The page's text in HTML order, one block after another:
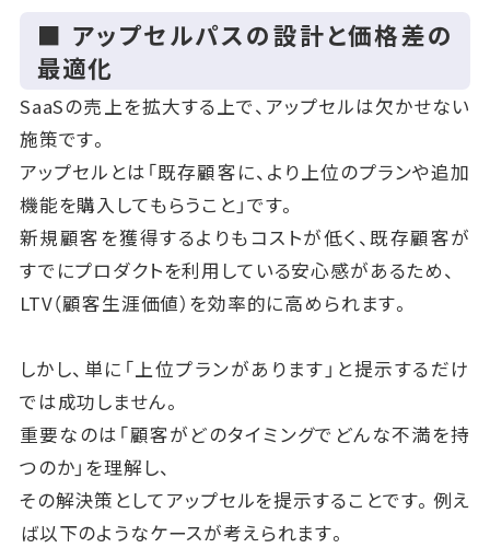
■ アップセルパスの設計と価格差の
最適化
SaaSの売上を拡大する上で、アップセルは欠かせない
施策です。
アップセルとは「既存顧客に、より上位のプランや追加
機能を購入してもらうこと」です。
新規顧客を獲得するよりもコストが低く、既存顧客が
すでにプロダクトを利用している安心感があるため、
LTV（顧客生涯価値）を効率的に高められます。
しかし、単に「上位プランがあります」と提示するだけ
では成功しません。
重要なのは「顧客がどのタイミングでどんな不満を持
つのか」を理解し、
その解決策としてアップセルを提示することです。例え
ば以下のようなケースが考えられます。